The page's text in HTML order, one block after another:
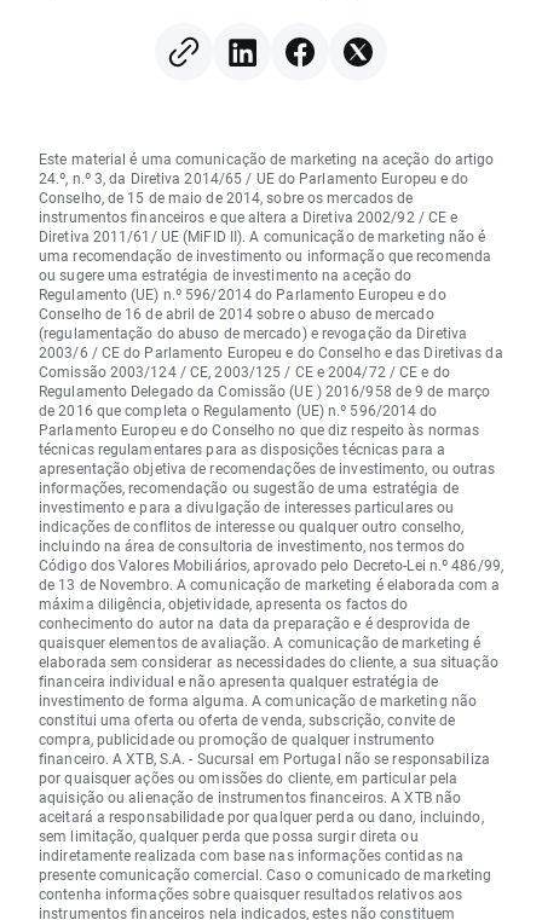
alta, apesar da
Este material é uma comunicação de marketing na aceção do artigo
24.º, n.º 3, da Diretiva 2014/65 / UE do Parlamento Europeu e do
Conselho, de 15 de maio de 2014, sobre os mercados de
instrumentos financeiros e que altera a Diretiva 2002/92 / CE e
Diretiva 2011/61/ UE (MiFID II). A comunicação de marketing não é
uma recomendação de investimento ou informação que recomenda
ou sugere uma estratégia de investimento na aceção do
Regulamento (UE) n.º 596/2014 do Parlamento Europeu e do
Conselho de 16 de abril de 2014 sobre o abuso de mercado
(regulamentação do abuso de mercado) e revogação da Diretiva
2003/6 / CE do Parlamento Europeu e do Conselho e das Diretivas da
Comissão 2003/124 / CE, 2003/125 / CE e 2004/72 / CE e do
Regulamento Delegado da Comissão (UE ) 2016/958 de 9 de março
de 2016 que completa o Regulamento (UE) n.º 596/2014 do
Parlamento Europeu e do Conselho no que diz respeito às normas
técnicas regulamentares para as disposições técnicas para a
apresentação objetiva de recomendações de investimento, ou outras
informações, recomendação ou sugestão de uma estratégia de
investimento e para a divulgação de interesses particulares ou
indicações de conflitos de interesse ou qualquer outro conselho,
incluindo na área de consultoria de investimento, nos termos do
Código dos Valores Mobiliários, aprovado pelo Decreto-Lei n.º 486/99,
de 13 de Novembro. A comunicação de marketing é elaborada com a
máxima diligência, objetividade, apresenta os factos do
conhecimento do autor na data da preparação e é desprovida de
quaisquer elementos de avaliação. A comunicação de marketing é
elaborada sem considerar as necessidades do cliente, a sua situação
financeira individual e não apresenta qualquer estratégia de
investimento de forma alguma. A comunicação de marketing não
constitui uma oferta ou oferta de venda, subscrição, convite de
compra, publicidade ou promoção de qualquer instrumento
financeiro. A XTB, S.A. - Sucursal em Portugal não se responsabiliza
por quaisquer ações ou omissões do cliente, em particular pela
aquisição ou alienação de instrumentos financeiros. A XTB não
aceitará a responsabilidade por qualquer perda ou dano, incluindo,
sem limitação, qualquer perda que possa surgir direta ou
indiretamente realizada com base nas informações contidas na
presente comunicação comercial. Caso o comunicado de marketing
contenha informações sobre quaisquer resultados relativos aos
instrumentos financeiros nela indicados, estes não constituem